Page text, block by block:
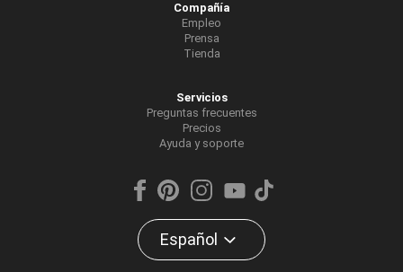
Compañía
Empleo
Prensa
Tienda
Servicios
Preguntas frecuentes
Precios
Ayuda y soporte
Español